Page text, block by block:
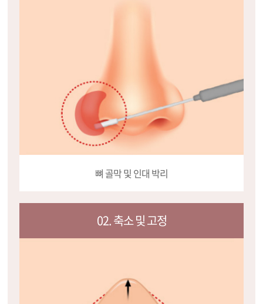
뼈 골막 및 인대 박리
02. 축소 및 고정